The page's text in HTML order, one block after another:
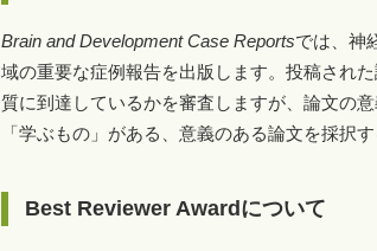
Brain and Development Case Reportsでは、神
域の重要な症例報告を出版します。投稿され
質に到達しているかを審査しますが、論文の
「学ぶもの」がある、意義のある論文を採択す
Best Reviewer Awardについて